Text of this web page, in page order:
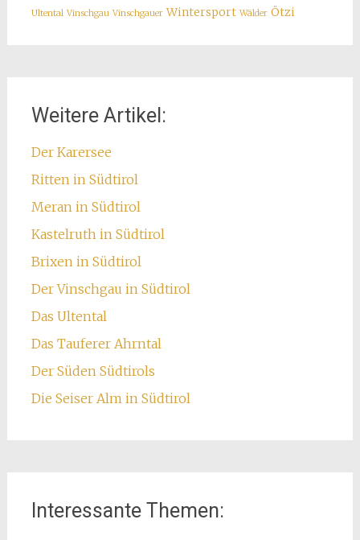
Ultental Vinschgau Vinschgauer Wintersport Wälder Ötzi
Weitere Artikel:
Der Karersee
Ritten in Südtirol
Meran in Südtirol
Kastelruth in Südtirol
Brixen in Südtirol
Der Vinschgau in Südtirol
Das Ultental
Das Tauferer Ahrntal
Der Süden Südtirols
Die Seiser Alm in Südtirol
Interessante Themen: